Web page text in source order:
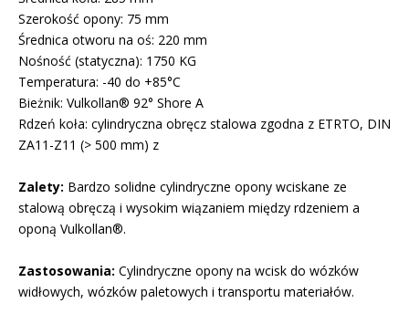
Szerokość opony: 75 mm
Średnica otworu na oś: 220 mm
Nośność (statyczna): 1750 KG
Temperatura: -40 do +85°C
Bieżnik: Vulkollan® 92° Shore A
Rdzeń koła: cylindryczna obręcz stalowa zgodna z ETRTO, DIN
ZA11-Z11 (> 500 mm) z
Zalety: Bardzo solidne cylindryczne opony wciskane ze
stalową obręczą i wysokim wiązaniem między rdzeniem a
oponą Vulkollan®.
Zastosowania: Cylindryczne opony na wcisk do wózków
widłowych, wózków paletowych i transportu materiałów.